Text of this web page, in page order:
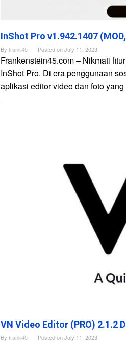
InShot Pro v1.942.1407
By frank45 Posted onJuly 11, 2023
Frankenstein45.com – Nikmati
InShot Pro. Di era penggunaan
aplikasi editor video dan foto
VN Video Editor (PRO) 2.1.2
By frank45 Posted onJuly 11, 2023